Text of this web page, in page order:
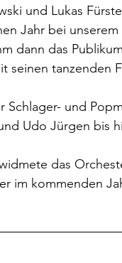
und Lukas
Jahr bei
dann das
seinen tanzenden
Schlager- und
Udo Jürgen bis
das
im kommenden